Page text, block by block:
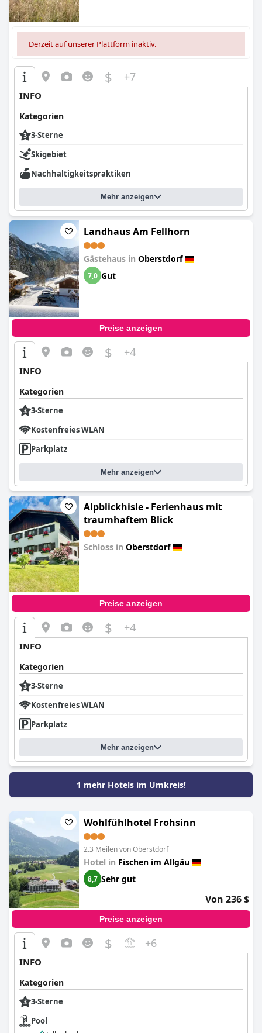
Derzeit auf unserer Plattform inaktiv.
$ +7
INFO
Kategorien
3-Sterne
Skigebiet
Nachhaltigkeitspraktiken
Mehr anzeigen
Landhaus Am Fellhorn
Gästehaus in Oberstdorf
7,0 Gut
Preise anzeigen
$ +4
INFO
Kategorien
3-Sterne
Kostenfreies WLAN
Parkplatz
Mehr anzeigen
Alpblickhisle - Ferienhaus mit
traumhaftem Blick
Schloss in Oberstdorf
Preise anzeigen
$ +4
INFO
Kategorien
3-Sterne
Kostenfreies WLAN
Parkplatz
Mehr anzeigen
1 mehr Hotels im Umkreis!
Wohlfühlhotel Frohsinn
2.3 Meilen von Oberstdorf
Hotel in Fischen im Allgäu
8,7 Sehr gut
Von 236 $
Preise anzeigen
$ +6
INFO
Kategorien
3-Sterne
Pool